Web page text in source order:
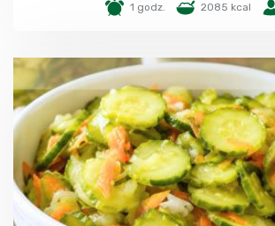
1 godz. 2085 kcal